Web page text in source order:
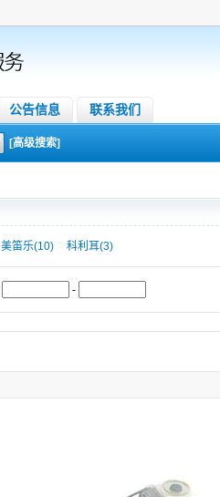
公告信息 联系我们
[高级搜索]
美笛乐(10) 科利耳(3)
-